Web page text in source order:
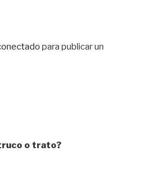
para publicar un
o trato?